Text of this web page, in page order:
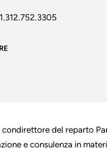
condirettore del reparto
e consulenza in